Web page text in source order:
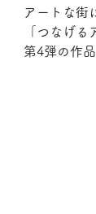
アートな街
「つなげる
第4弾の作